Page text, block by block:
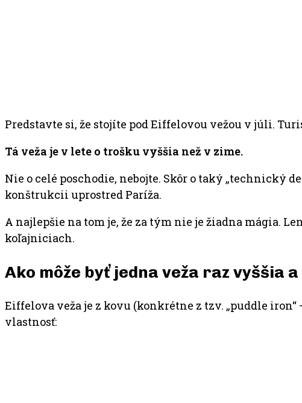
Predstavte si, že stojíte pod Eiffelovou vežou v júli.
Tá veža je v lete o trošku vyššia než v zime.
Nie o celé poschodie, nebojte. Skôr o taký „technický
konštrukcii uprostred Paríža.
A najlepšie na tom je, že za tým nie je žiadna mágia.
koľajniciach.
Ako môže byť jedna veža raz vyššia
Eiffelova veža je z kovu (konkrétne z tzv. „puddle
vlastnosť: